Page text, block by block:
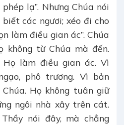
lạ”. Nhưng Chúa nói
biết các ngươi; xéo đi cho
làm điều gian ác”. Chúa
không từ Chúa mà đến.
Họ làm điều gian ác. Vì
phô trương. Vì bản
Họ không tuân giữ
ngôi nhà xây trên cát.
nói đây, mà chẳng